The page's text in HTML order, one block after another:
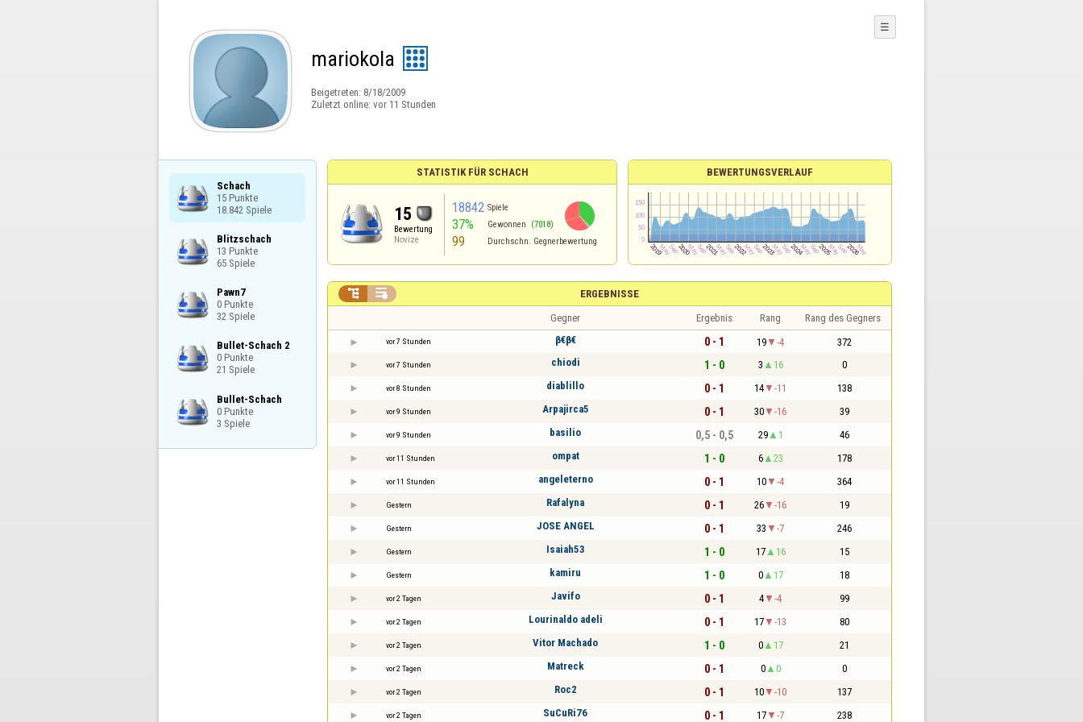
mariokola
Beigetreten: 8/18/2009
Zuletzt online: vor 11 Stunden
☰
Schach
15 Punkte
18.842 Spiele
Blitzschach
13 Punkte
65 Spiele
Pawn7
0 Punkte
32 Spiele
Bullet-Schach 2
0 Punkte
21 Spiele
Bullet-Schach
0 Punkte
3 Spiele
STATISTIK FÜR SCHACH
15
Bewertung
Novize
18842 Spiele
37% Gewonnen (7018)
99 Durchschn. Gegnerbewertung
BEWERTUNGSVERLAUF
ERGEBNISSE
 
Gegner Ergebnis Rang Rang des Gegners
vor 7 Stunden β€β€ 0 - 1 19 -4 372
vor 7 Stunden chiodi 1 - 0 3 16 0
vor 8 Stunden diablillo 0 - 1 14 -11 138
vor 9 Stunden Arpajirca5 0 - 1 30 -16 39
vor 9 Stunden basilio 0,5 - 0,5 29 1 46
vor 11 Stunden ompat 1 - 0 6 23 178
vor 11 Stunden angeleterno 0 - 1 10 -4 364
Gestern Rafalyna 0 - 1 26 -16 19
Gestern JOSE ANGEL 0 - 1 33 -7 246
Gestern Isaiah53 1 - 0 17 16 15
Gestern kamiru 1 - 0 0 17 18
vor 2 Tagen Javifo 0 - 1 4 -4 99
vor 2 Tagen Lourinaldo adeli 0 - 1 17 -13 80
vor 2 Tagen Vitor Machado 1 - 0 0 17 21
vor 2 Tagen Matreck 0 - 1 0 0 0
vor 2 Tagen Roc2 0 - 1 10 -10 137
vor 2 Tagen SuCuRi76 0 - 1 17 -7 238